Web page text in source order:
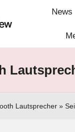
News
Lautsprecher »